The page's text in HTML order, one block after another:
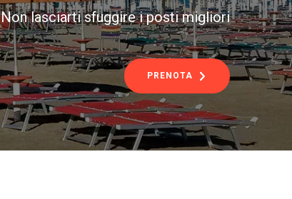
Non lasciarti sfuggire i posti migliori
PRENOTA